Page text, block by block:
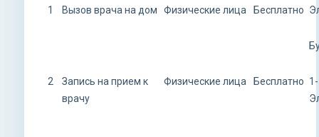
1
Вызов врача на дом Физические лица Бесплатно
2
Запись на прием к
врачу
Физические лица Бесплатно 1-